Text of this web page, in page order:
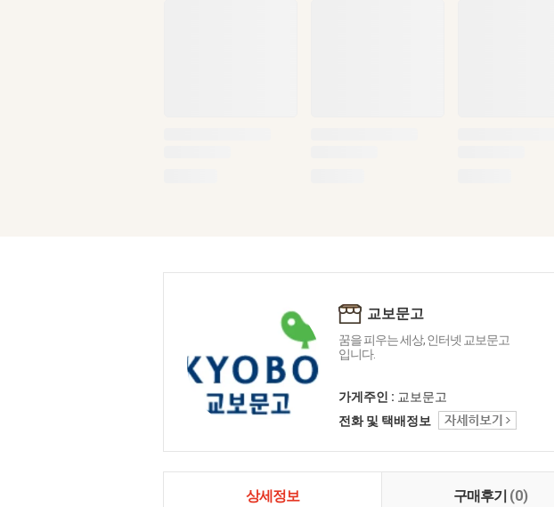
교보문고
꿈을 피우는 세상, 인터넷 교보문고
입니다.
가게주인 : 교보문고
전화 및 택배정보
상세정보 구매후기 (0)